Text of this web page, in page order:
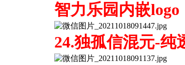
智力乐园内嵌logo
24.独孤信混元-纯